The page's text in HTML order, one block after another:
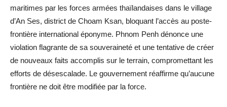
maritimes par les forces armées thaïlandaises dans le village
d’An Ses, district de Choam Ksan, bloquant l’accès au poste-
frontière international éponyme. Phnom Penh dénonce une
violation flagrante de sa souveraineté et une tentative de créer
de nouveaux faits accomplis sur le terrain, compromettant les
efforts de désescalade. Le gouvernement réaffirme qu’aucune
frontière ne doit être modifiée par la force.